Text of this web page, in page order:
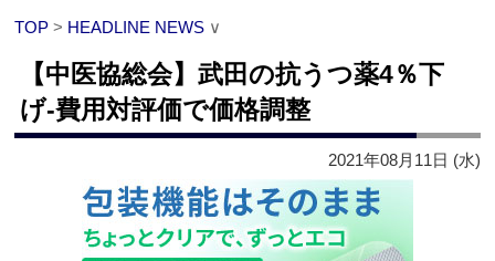
TOP > HEADLINE NEWS ∨
【中医協総会】武田の抗うつ薬4％下
げ‐費用対評価で価格調整
2021年08月11日 (水)